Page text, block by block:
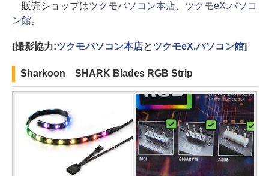
販売ショップはツクモパソコン本店、 ツクモeX.パソコ
ン館。
[撮影協力:ツクモパソコン本店とツクモeX.パソコン館]
Sharkoon SHARK Blades RGB Strip